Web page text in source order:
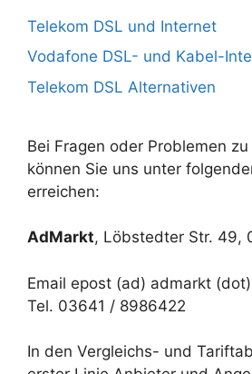
Telekom DSL und Internet
Vodafone DSL- und Kabel-
Telekom DSL Alternativen
Bei Fragen oder Problemen zu
können Sie uns unter
erreichen:
AdMarkt, Löbstedter Str. 49,
Email epost (ad) admarkt
Tel. 03641 / 8986422
In den Vergleichs- und